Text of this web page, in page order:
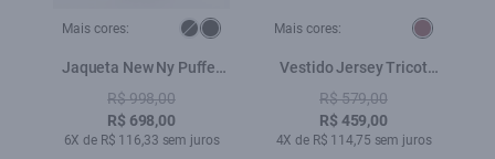
Mais cores:
Jaqueta New Ny Puffer
Dark Brown
R$ 998,00
R$ 698,00
6X de R$ 116,33 sem juros
Mais cores:
Vestido Jersey Tricot
Bordeaux
R$ 579,00
R$ 459,00
4X de R$ 114,75 sem juros